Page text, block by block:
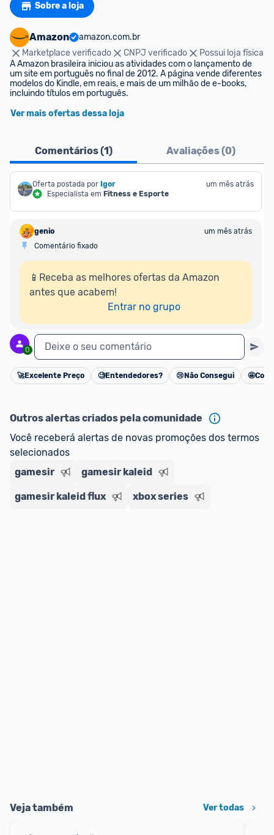
Sobre a loja
Amazon
amazon.com.br
Marketplace verificado
CNPJ verificado
Possui loja física
A Amazon brasileira iniciou as atividades com o lançamento de
um site em português no final de 2012. A página vende diferentes
modelos do Kindle, em reais, e mais de um milhão de e-books,
incluindo títulos em português.
Ver mais ofertas dessa loja
Comentários (1) Avaliações (0)
Oferta postada por Igor
Especialista em Fitness e Esporte
um mês atrás
genio
um mês atrás
Comentário fixado
📱Receba as melhores ofertas da Amazon
antes que acabem!
Entrar no grupo
0 Deixe o seu comentário
Cancelar
🚀Excelente Preço 🧐Entendedores? 😢 Não Consegui 🤩
Outros alertas criados pela comunidade
Você receberá alertas de novas promoções dos termos
selecionados
gamesir
gamesir kaleid
gamesir kaleid flux xbox series
Veja também Ver todas